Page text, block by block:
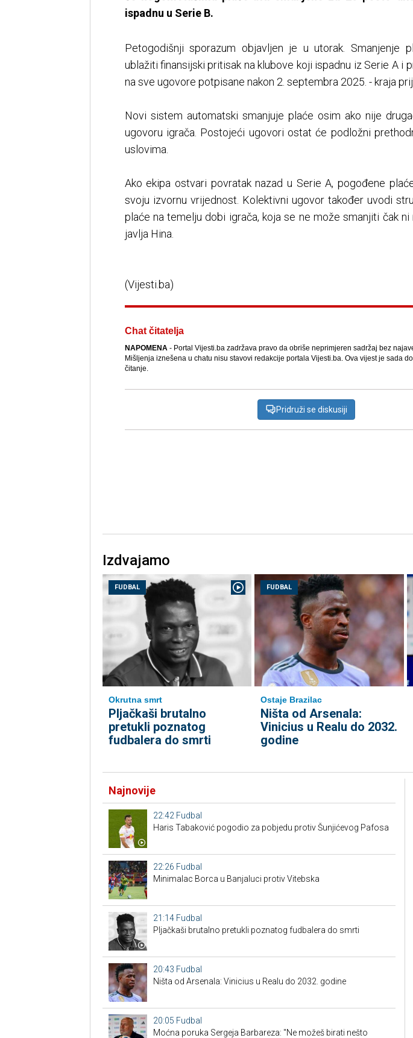
ispadnu u Serie B.
Petogodišnji sporazum objavljen je u utorak. Smanjenje
ublažiti finansijski pritisak na klubove koji ispadnu iz Serie A i
na sve ugovore potpisane nakon 2. septembra 2025. - kraja
Novi sistem automatski smanjuje plaće osim ako nije
ugovoru igrača. Postojeći ugovori ostat će podložni
uslovima.
Ako ekipa ostvari povratak nazad u Serie A, pogođene
svoju izvornu vrijednost. Kolektivni ugovor također uvodi
plaće na temelju dobi igrača, koja se ne može smanjiti čak ni
javlja Hina.
(Vijesti.ba)
Chat čitatelja
NAPOMENA- Portal Vijesti.ba zadržava pravo da obriše neprimjeren sadržaj bez
Mišljenja iznešena u chatu nisu stavovi redakcije portala Vijesti.ba. Ova vijest je sada
čitanje.
Pridruži se diskusiji
Izdvajamo
FUDBAL
Okrutna smrt
Pljačkaši brutalno
pretukli poznatog
fudbalera do smrti
FUDBAL
Ostaje Brazilac
Ništa od Arsenala:
Vinicius u Realu do 2032.
godine
Najnovije
22:42 Fudbal
Haris Tabaković pogodio za pobjedu protiv Šunjićevog Pafosa
22:26 Fudbal
Minimalac Borca u Banjaluci protiv Vitebska
21:14 Fudbal
Pljačkaši brutalno pretukli poznatog fudbalera do smrti
20:43 Fudbal
Ništa od Arsenala: Vinicius u Realu do 2032. godine
20:05 Fudbal
Moćna poruka Sergeja Barbareza: "Ne možeš birati nešto